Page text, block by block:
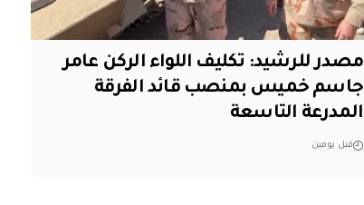
مصدر للرشيد: تكليف اللواء الركن عامر
جاسم خميس بمنصب قائد الفرقة
المدرعة التاسعة
قبل يومين